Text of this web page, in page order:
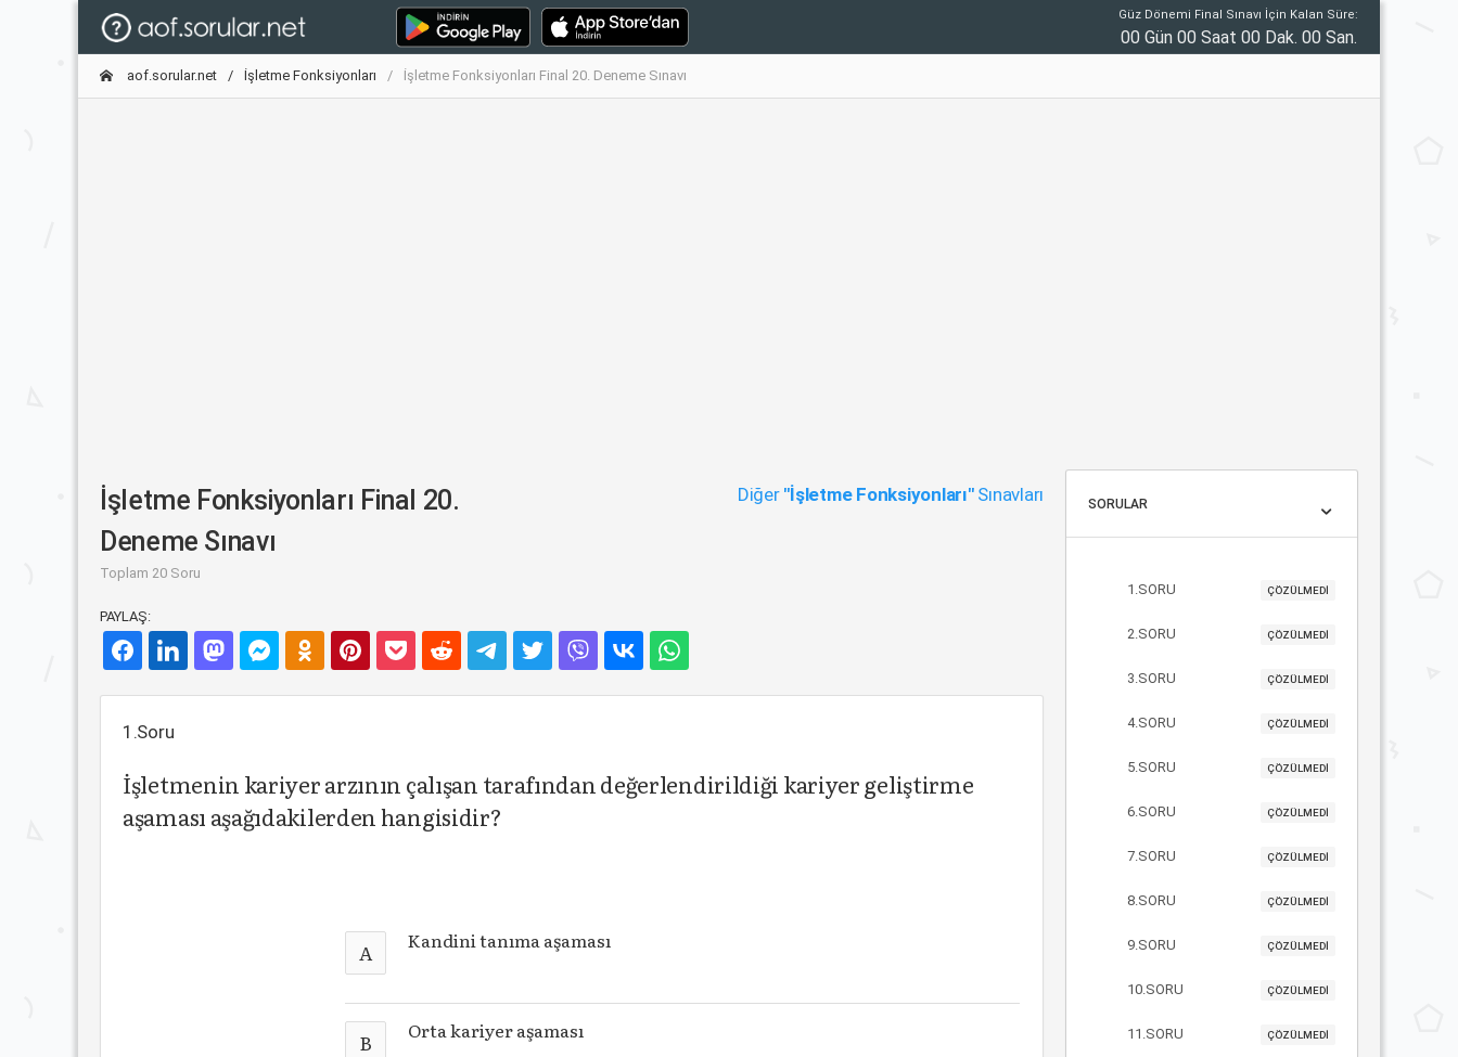
Güz Dönemi Final Sınavı İçin Kalan Süre:
00 Gün 00 Saat 00 Dak. 00 San.
aof.sorular.net İşletme Fonksiyonları İşletme Fonksiyonları Final 20. Deneme Sınavı
İşletme Fonksiyonları Final 20.
Deneme Sınavı
Toplam 20 Soru
Diğer "İşletme Fonksiyonları"Sınavları
PAYLAŞ:
1.Soru
İşletmenin kariyer arzının çalışan tarafından değerlendirildiği kariyer geliştirme
aşaması aşağıdakilerden hangisidir?
A Kandini tanıma aşaması
B Orta kariyer aşaması
SORULAR
1.SORU ÇÖZÜLMEDİ
2.SORU ÇÖZÜLMEDİ
3.SORU ÇÖZÜLMEDİ
4.SORU ÇÖZÜLMEDİ
5.SORU ÇÖZÜLMEDİ
6.SORU ÇÖZÜLMEDİ
7.SORU ÇÖZÜLMEDİ
8.SORU ÇÖZÜLMEDİ
9.SORU ÇÖZÜLMEDİ
10.SORU ÇÖZÜLMEDİ
11.SORU ÇÖZÜLMEDİ